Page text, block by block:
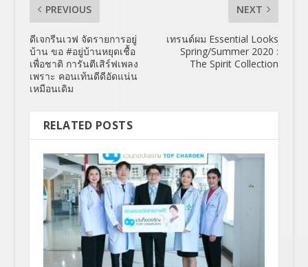
PREVIOUS
ดีเจกรีนเวฟ จัดรายการอยู่
บ้าน ขอ #อยู่บ้านหยุดเชื้อ
เพื่อชาติ การันตีเสิร์ฟเพลง
เพราะ คอนเท้นดีดีอัดแน่น
เหมือนเดิม
NEXT
เทรนด์ผม Essential Looks
Spring/Summer 2020 :
The Spirit Collection
RELATED POSTS